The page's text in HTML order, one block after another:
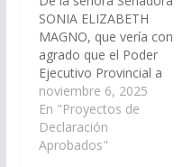
SONIA ELIZABETH
MAGNO, que vería con
agrado que el Poder
Ejecutivo Provincial a
través de los Ministerio
de Salud Pública y de
Infraestructura de la
provincia y demás
noviembre 6, 2025
En "Proyectos de
Declaración
Aprobados"